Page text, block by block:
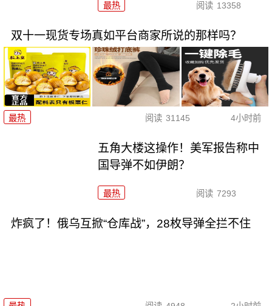
最热 阅读 13358
双十一现货专场真如平台商家所说的那样吗？
最热 阅读 31145 4小时前
五角大楼这操作！美军报告称中
国导弹不如伊朗？
最热 阅读 7293
炸疯了！俄乌互掀“仓库战”，28枚导弹全拦不住